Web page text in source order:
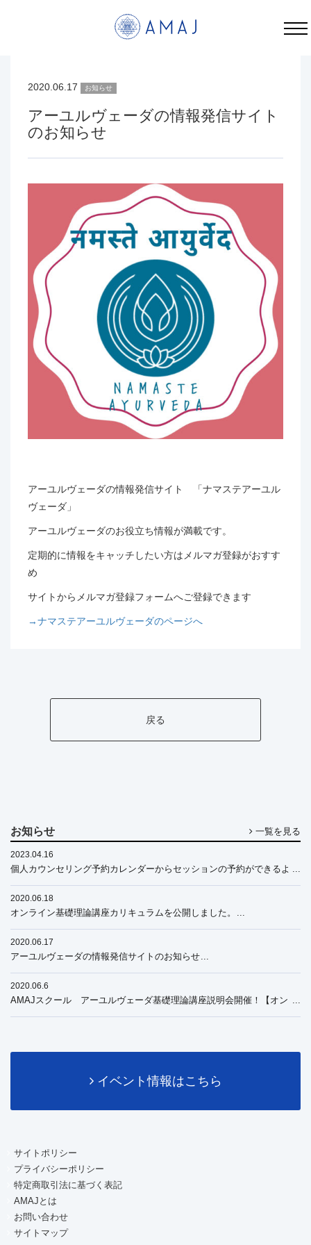
アーユルヴェーダの情報発信サイトのお知らせ | AMAJ
2020.06.17 お知らせ
アーユルヴェーダの情報発信サイト
のお知らせ
アーユルヴェーダの情報発信サイト 「ナマステアーユル
ヴェーダ」
アーユルヴェーダのお役立ち情報が満載です。
定期的に情報をキャッチしたい方はメルマガ登録がおすす
め
サイトからメルマガ登録フォームへご登録できます
→ナマステアーユルヴェーダのページへ
戻る
お知らせ 一覧を見る
2023.04.16
個人カウンセリング予約カレンダーからセッションの予約ができるよ
2020.06.18
オンライン基礎理論講座カリキュラムを公開しました。
2020.06.17
アーユルヴェーダの情報発信サイトのお知らせ
2020.06.6
AMAJスクール アーユルヴェーダ基礎理論講座説明会開催！【オン
イベント情報はこちら
サイトポリシー
プライバシーポリシー
特定商取引法に基づく表記
AMAJとは
お問い合わせ
サイトマップ